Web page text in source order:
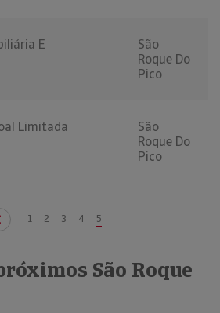
E
São
Roque Do
Pico
Limitada
São
Roque Do
Pico
1 2 3 4 5
São Roque